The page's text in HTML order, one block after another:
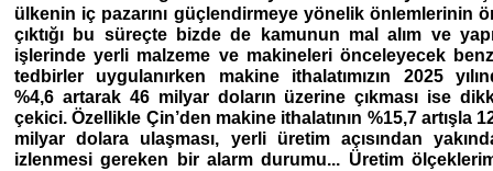
ülkenin iç pazarını güçlendirmeye yönelik önlemlerinin
çıktığı bu süreçte bizde de kamunun mal alım ve
işlerinde yerli malzeme ve makineleri önceleyecek
tedbirler uygulanırken makine ithalatımızın 2025
%4,6 artarak 46 milyar doların üzerine çıkması ise
çekici. Özellikle Çin’den makine ithalatının %15,7 artışla
milyar dolara ulaşması, yerli üretim açısından
izlenmesi gereken bir alarm durumu... Üretim